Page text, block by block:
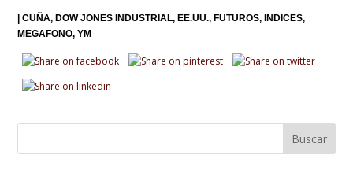
|CUÑA DOW JONES INDUSTRIAL EE.UU. FUTUROS
INDICES
MEGAFONO YM